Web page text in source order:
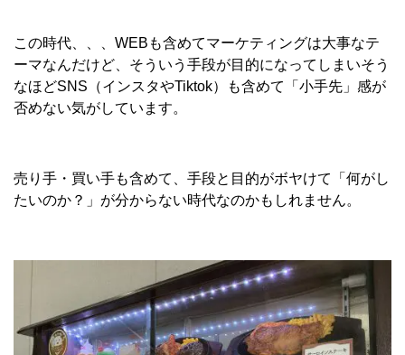
この時代、、、WEBも含めてマーケティングは大事なテ
ーマなんだけど、そういう手段が目的になってしまいそう
なほどSNS（インスタやTiktok）も含めて「小手先」感が
否めない気がしています。
売り手・買い手も含めて、手段と目的がボヤけて「何がし
たいのか？」が分からない時代なのかもしれません。